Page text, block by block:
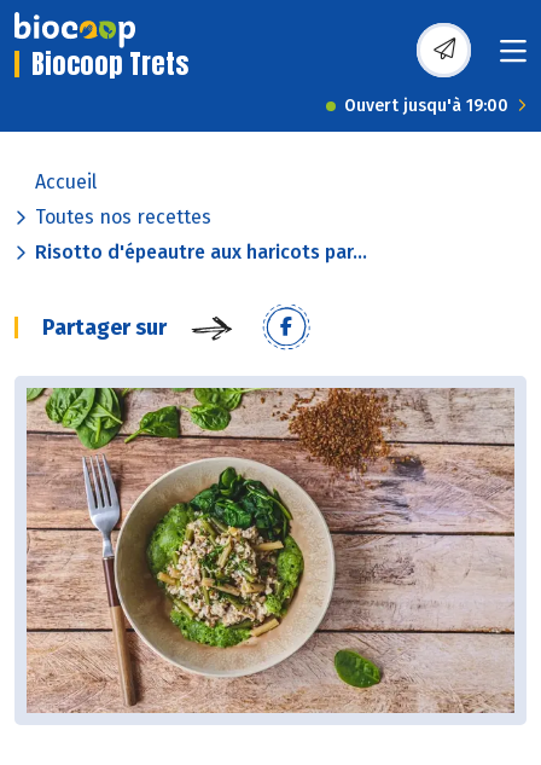
Biocoop Trets
Ouvert jusqu'à 19:00
Accueil
Toutes nos recettes
Risotto d'épeautre aux haricots par...
Partager sur